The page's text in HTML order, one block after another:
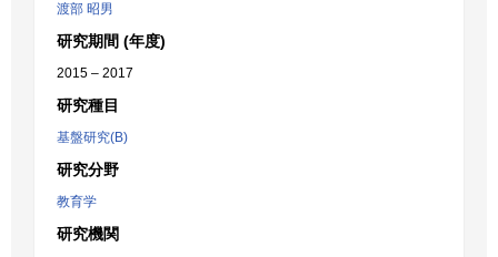
渡部 昭男
研究期間 (年度)
2015 – 2017
研究種目
基盤研究(B)
研究分野
教育学
研究機関